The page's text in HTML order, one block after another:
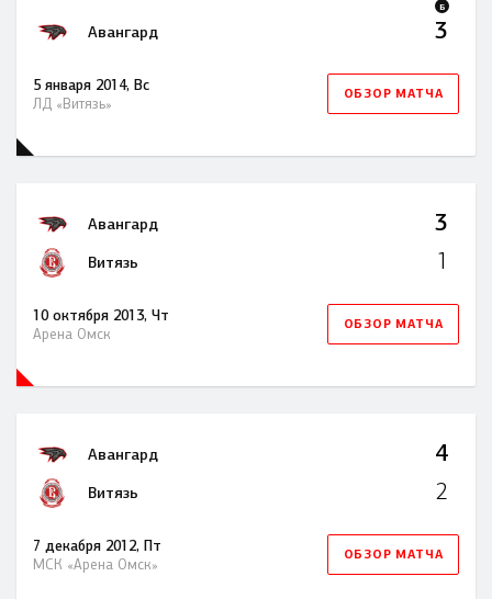
5 января 2014, Вс
ЛД «Витязь»
Б
Авангард 3
ОБЗОР МАТЧА
10 октября 2013, Чт
Арена Омск
Авангард 3
Витязь 1
ОБЗОР МАТЧА
7 декабря 2012, Пт
МСК «Арена Омск»
Авангард 4
Витязь 2
ОБЗОР МАТЧА